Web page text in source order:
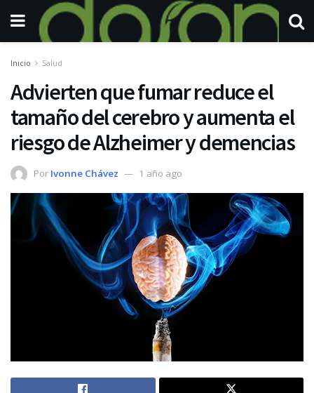
Inicio Salud
Advierten que fumar reduce el
tamaño del cerebro y aumenta el
riesgo de Alzheimer y demencias
Por Ivonne Chávez 1 año ago